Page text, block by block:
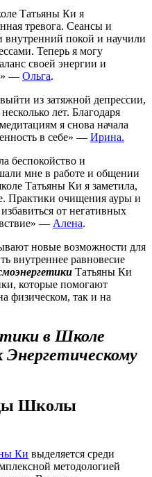
Татьяны Ки я
тревога. Сеансы и
внутренний покой и научили
Теперь я могу
своей энергии и
— Ольга.
из затяжной депрессии,
лет. Благодаря
я снова начала
в себе» — Ирина.
беспокойство и
мне в работе и общении
Татьяны Ки я заметила,
Практики очищения ауры и
от негативных
— Алена.
новые возможности для
внутреннее равновесие
Татьяны Ки
которые помогают
физическом, так и на
в Школе
Школы
Ки выделяется среди
методологией